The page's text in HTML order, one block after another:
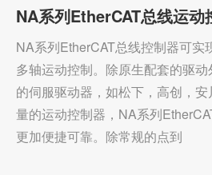
NA系列EtherCAT总线运动
NA系列EtherCAT总线控制器可实
多轴运动控制。除原生配套的驱
的伺服驱动器，如松下，高创，
量的运动控制器，NA系列
更加便捷可靠。除常规的点到